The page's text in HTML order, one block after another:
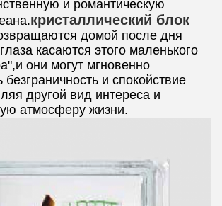
и романтическую
кристаллический блок
домой после дня
касаются этого маленького
они могут мгновенно
безграничность и спокойствие
другой вид интереса и
атмосферу жизни.